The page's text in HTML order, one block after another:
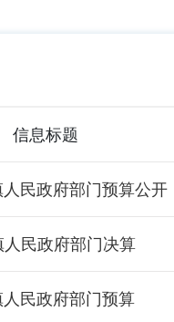
信息标题
民政府部门预算公开
民政府部门决算
民政府部门预算